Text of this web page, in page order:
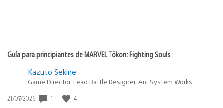
Guía para principiantes de MARVEL Tōkon: Fighting Souls
Kazuto Sekine
Game Director, Lead Battle Designer, Arc System Works
Fecha
21/07/2026 1 4